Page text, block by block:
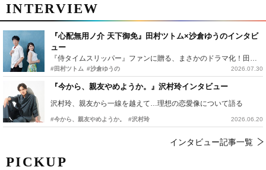
PICKUP
INTERVIEW
『心配無用ノ介 天下御免』田村ツトム×沙倉ゆうのインタビ
ュー
『侍タイムスリッパー』ファンに贈る、まさかのドラマ化！田村ツトム×沙倉ゆうのが語る『心配無用ノ介』撮影秘話
#田村ツトム #沙倉ゆうの 2026.07.30
『今から、親友やめようか。』沢村玲インタビュー
沢村玲、親友から一線を越えて…理想の恋愛像について語る
#今から、親友やめようか。 #沢村玲 2026.06.20
インタビュー記事一覧